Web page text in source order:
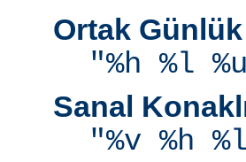
Ortak
"%h %l
Sanal
"%v %h